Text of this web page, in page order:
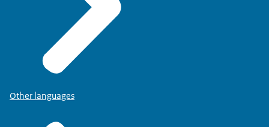
Other languages